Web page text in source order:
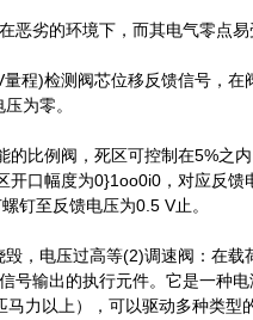
恶劣的环境下，而其电气零点
程)检测阀芯位移反馈信号，在
为零。
的比例阀，死区可控制在5%之
开口幅度为0}1oo0i0，对应反馈
钉至反馈电压为0.5 V止。
，电压过高等(2)调速阀：在载
号输出的执行元件。它是一种
力以上），可以驱动多种类型